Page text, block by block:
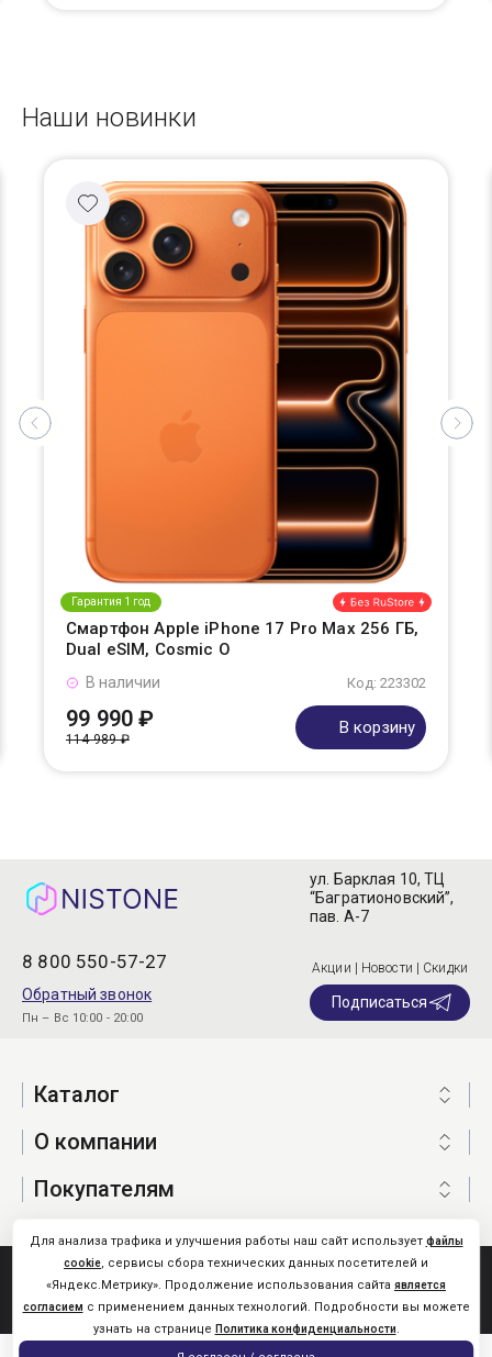
Наши новинки
Гарантия 1 год
Смартфон Apple iPhone 17 Pro Max 256 ГБ,
Dual eSIM, Cosmic O
Код: 223302
В наличии
99 990 ₽
114 989 ₽
В корзину
8 800 550-57-27
Обратный звонок
Пн – Вс 10:00 - 20:00
ул. Барклая 10, ТЦ
“Багратионовский”,
пав. А-7
Акции | Новости | Скидки
Подписаться
Каталог
О компании
Покупателям
Nistone.Ru © 2026
Карта сайта
Для анализа трафика и улучшения работы наш сайт использует файлы
cookie, сервисы сбора технических данных посетителей и
«Яндекс.Метрику». Продолжение использования сайта является
согласием с применением данных технологий. Подробности вы можете
узнать на странице Политика конфиденциальности.